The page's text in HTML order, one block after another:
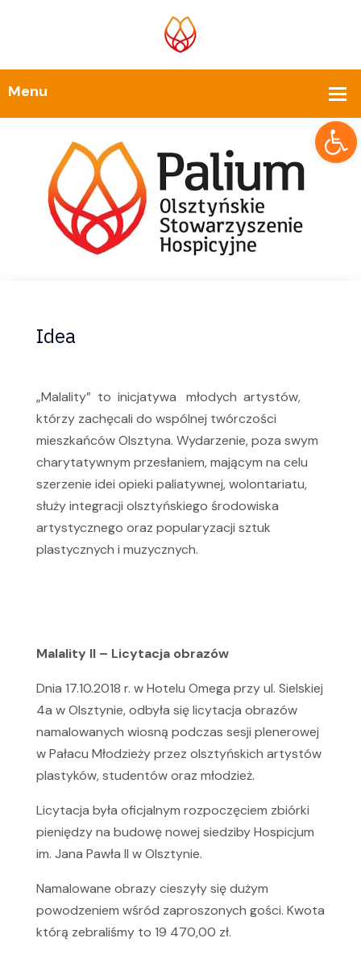
Idea
„Malality” to inicjatywa młodych artystów,
którzy zachęcali do wspólnej twórczości
mieszkańców Olsztyna. Wydarzenie, poza swym
charytatywnym przesłaniem, mającym na celu
szerzenie idei opieki paliatywnej, wolontariatu,
służy integracji olsztyńskiego środowiska
artystycznego oraz popularyzacji sztuk
plastycznych i muzycznych.
Malality II – Licytacja obrazów
Dnia 17.10.2018 r. w Hotelu Omega przy ul. Sielskiej
4a w Olsztynie, odbyła się licytacja obrazów
namalowanych wiosną podczas sesji plenerowej
w Pałacu Młodzieży przez olsztyńskich artystów
plastyków, studentów oraz młodzież.
Licytacja była oficjalnym rozpoczęciem zbiórki
pieniędzy na budowę nowej siedziby Hospicjum
im. Jana Pawła II w Olsztynie.
Namalowane obrazy cieszyły się dużym
powodzeniem wśród zaproszonych gości. Kwota
którą zebraliśmy to 19 470,00 zł.